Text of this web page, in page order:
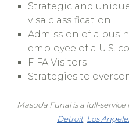
Strategic and
visa classification
Admission of a
employee of a U.S.
FIFA Visitors
Strategies to
Masuda Funai is a full-
Detroit, Los